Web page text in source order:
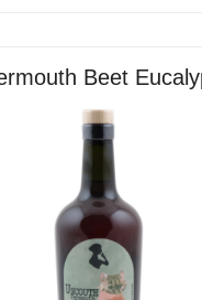
Beet